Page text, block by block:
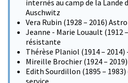
internés au camp de la Lande
Auschwitz
Vera Rubin (1928 – 2016)
Jeanne - Marie Louault (1912
résistante
Thérèse Planiol (1914 – 2014)
Mireille Brochier (1924 –
Edith Sourdillon (1895 – 1983)
service